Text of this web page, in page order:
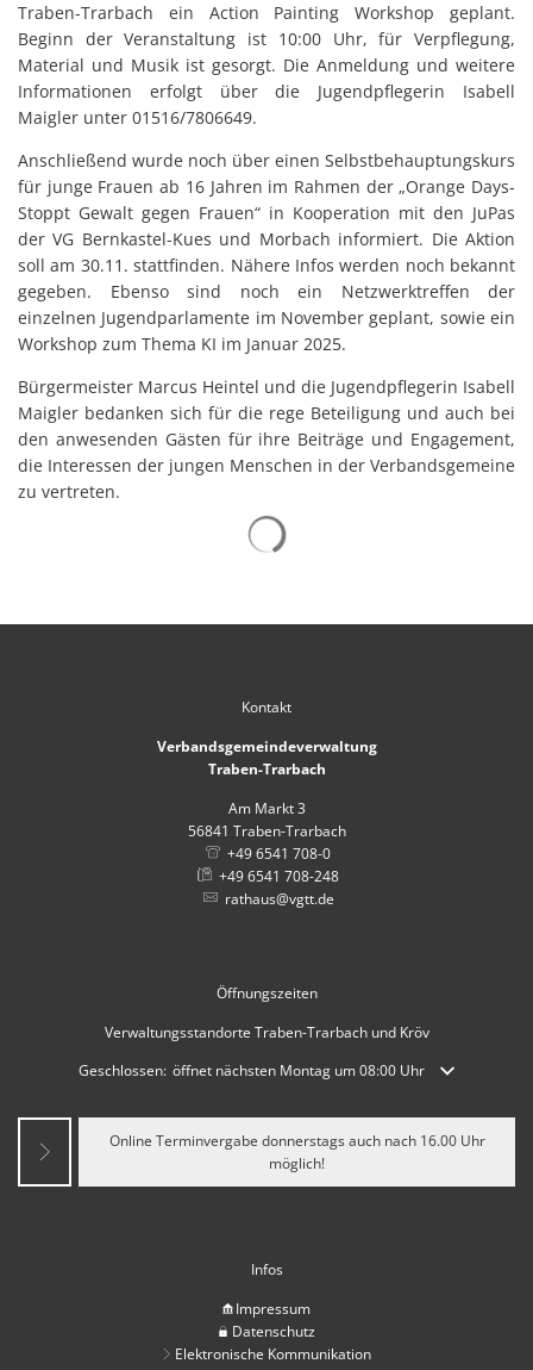
Traben-Trarbach ein Action Painting Workshop geplant.
Beginn der Veranstaltung ist 10:00 Uhr, für Verpflegung,
Material und Musik ist gesorgt. Die Anmeldung und weitere
Informationen erfolgt über die Jugendpflegerin Isabell
Maigler unter 01516/7806649.
Anschließend wurde noch über einen Selbstbehauptungskurs
für junge Frauen ab 16 Jahren im Rahmen der „Orange Days-
Stoppt Gewalt gegen Frauen“ in Kooperation mit den JuPas
der VG Bernkastel-Kues und Morbach informiert. Die Aktion
soll am 30.11. stattfinden. Nähere Infos werden noch bekannt
gegeben. Ebenso sind noch ein Netzwerktreffen der
einzelnen Jugendparlamente im November geplant, sowie ein
Workshop zum Thema KI im Januar 2025.
Bürgermeister Marcus Heintel und die Jugendpflegerin Isabell
Maigler bedanken sich für die rege Beteiligung und auch bei
den anwesenden Gästen für ihre Beiträge und Engagement,
die Interessen der jungen Menschen in der Verbandsgemeine
zu vertreten.
Kontakt
Verbandsgemeindeverwaltung
Traben-Trarbach
Am Markt 3
56841 Traben-Trarbach
+49 6541 708-0
+49 6541 708-248
rathaus@vgtt.de
Öffnungszeiten
Verwaltungsstandorte Traben-Trarbach und Kröv
Klicken, um weitere Öffnungs- oder Schließzeiten auszublenden
Geschlossen: öffnet nächsten Montag um 08:00 Uhr
Online Terminvergabe donnerstags auch nach 16.00 Uhr
möglich!
Infos
Impressum
Datenschutz
Elektronische Kommunikation